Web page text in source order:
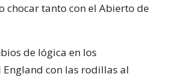
chocar tanto con el Abierto de
de lógica en los
con las rodillas al